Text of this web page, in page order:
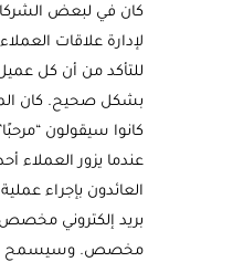
كان في لبعض
لإدارة علاقات
للتأكد من أن كل
بشكل صحيح. كان
كانوا سيقولون
عندما يزور العملاء
العائدون بإجراء
بريد إلكتروني
مخصص. وسيسمح